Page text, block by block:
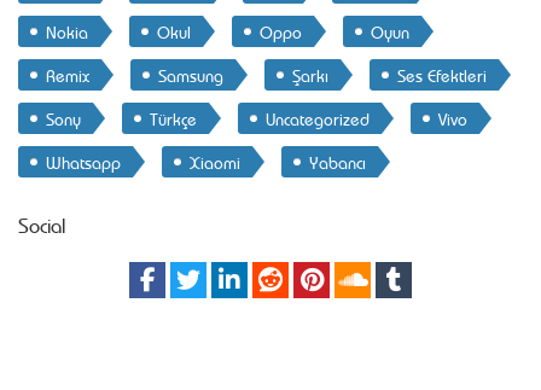
Nokia
Okul Oppo
Oyun
Remix
Samsung Şarkı
Ses Efektleri
Sony
Türkçe Uncategorized
Vivo
Whatsapp
Xiaomi Yabancı
Social